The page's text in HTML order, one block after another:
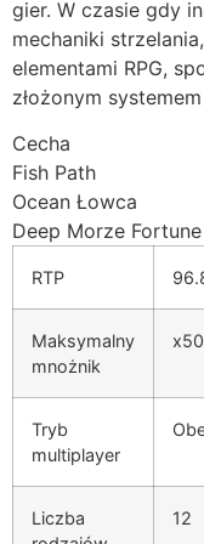
gier. W czasie gdy
mechaniki
elementami RPG,
złożonym
Cecha
Fish Path
Ocean Łowca
Deep Morze Fortune
RTP
Maksymalny
mnożnik
Tryb
multiplayer
Liczba
12